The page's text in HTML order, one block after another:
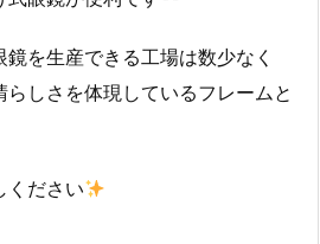
を生産できる工場は数少なく
しさを体現しているフレームと
ください